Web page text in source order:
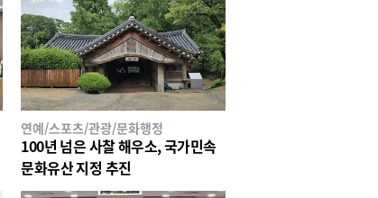
연예/스포츠/관광/문화행정
100년 넘은 사찰 해우소, 국가민속
문화유산 지정 추진